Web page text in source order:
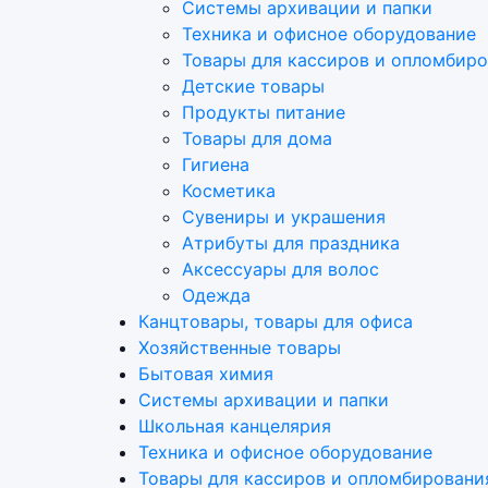
Системы архивации и папки
Техника и офисное оборудование
Товары для кассиров и
Детские товары
Продукты питание
Товары для дома
Гигиена
Косметика
Сувениры и украшения
Атрибуты для праздника
Аксеcсуары для волос
Одежда
Канцтовары, товары для офиса
Хозяйственные товары
Бытовая химия
Системы архивации и папки
Школьная канцелярия
Техника и офисное оборудование
Товары для кассиров и